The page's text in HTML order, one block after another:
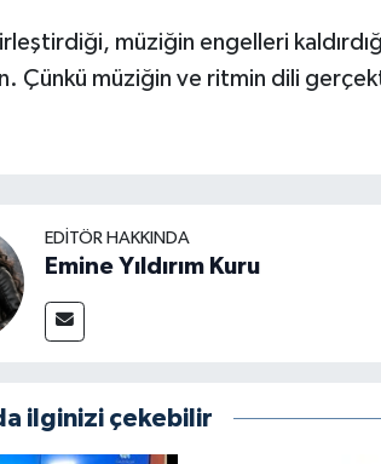
müziğin engelleri
Çünkü müziğin ve ritmin dili
EDITÖR HAKKINDA
Emine Yıldırım Kuru
ilginizi çekebilir